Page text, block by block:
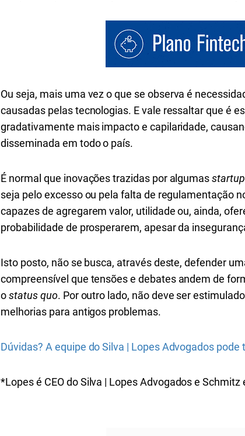
Ou seja, mais uma vez o que se observa é
causadas pelas tecnologias. E vale ressaltar que é
gradativamente mais impacto e capilaridade,
disseminada em todo o país.
É normal que inovações trazidas por algumas
seja pelo excesso ou pela falta de regulamentação
capazes de agregarem valor, utilidade ou, ainda,
probabilidade de prosperarem, apesar da
Isto posto, não se busca, através deste, defender
compreensível que tensões e debates andem de
ostatus quo. Por outro lado, não deve ser
melhorias para antigos problemas.
Dúvidas? A equipe do Silva | Lopes Advogados pode
*Lopes é CEO do Silva | Lopes Advogados e